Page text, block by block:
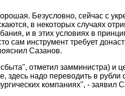
Безусловно, сейчас с
в некоторых случаях
и в этих условиях в
сам инструмент требует
Сазанов.
отметил замминистра) и
здесь надо переводить в
компаниях", - заявил